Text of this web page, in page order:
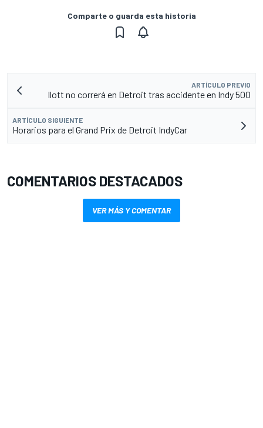
Comparte o guarda esta historia
ARTÍCULO PREVIO
Ilott no correrá en Detroit tras accidente en Indy 500
ARTÍCULO SIGUIENTE
Horarios para el Grand Prix de Detroit IndyCar
COMENTARIOS DESTACADOS
VER MÁS Y COMENTAR